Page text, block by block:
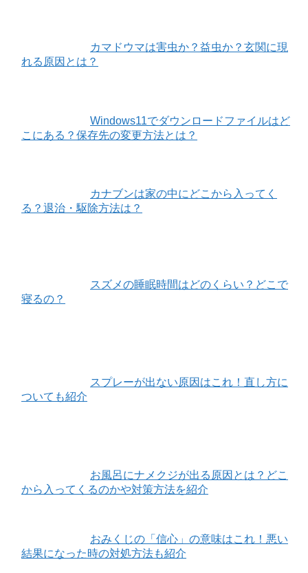
カマドウマは害虫か？益虫か？玄関に現
れる原因とは？
Windows11でダウンロードファイルはど
こにある？保存先の変更方法とは？
カナブンは家の中にどこから入ってく
る？退治・駆除方法は？
スズメの睡眠時間はどのくらい？どこで
寝るの？
スプレーが出ない原因はこれ！直し方に
ついても紹介
お風呂にナメクジが出る原因とは？どこ
から入ってくるのかや対策方法を紹介
おみくじの「信心」の意味はこれ！悪い
結果になった時の対処方法も紹介